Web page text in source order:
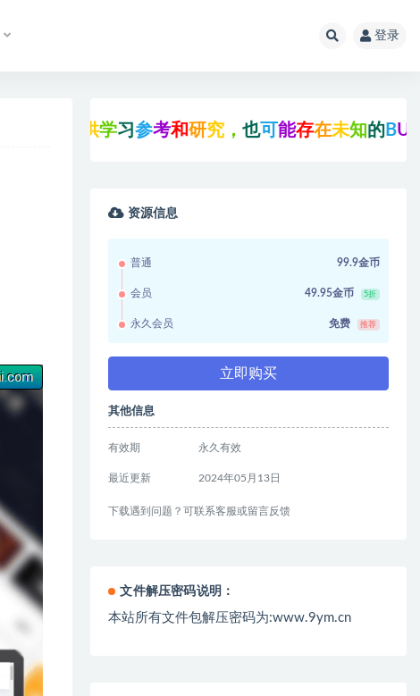
登录
参考和研究，也可 能存在未知的BUG与瑕
资源信息
普通 99.9金币
会员 49.95金币 5折
永久会员 免费 推荐
立即购买
其他信息
有效期 永久有效
最近更新 2024年05月13日
下载遇到问题？可联系客服或留言反馈
文件解压密码说明：
本站所有文件包解压密码为:www.9ym.cn